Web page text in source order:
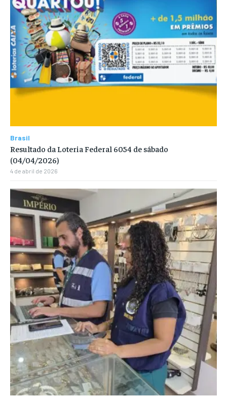
Brasil
Resultado da Loteria Federal 6054 de sábado
(04/04/2026)
4 de abril de 2026